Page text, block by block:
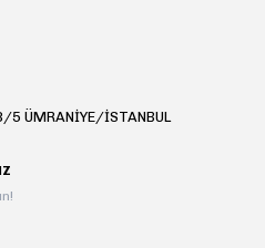
5 ÜMRANİYE/İSTANBUL